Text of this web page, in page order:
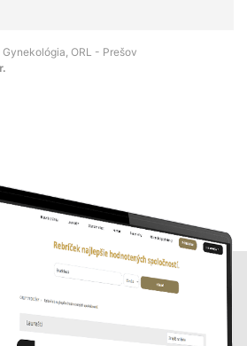
Gynekológia, ORL - Prešov